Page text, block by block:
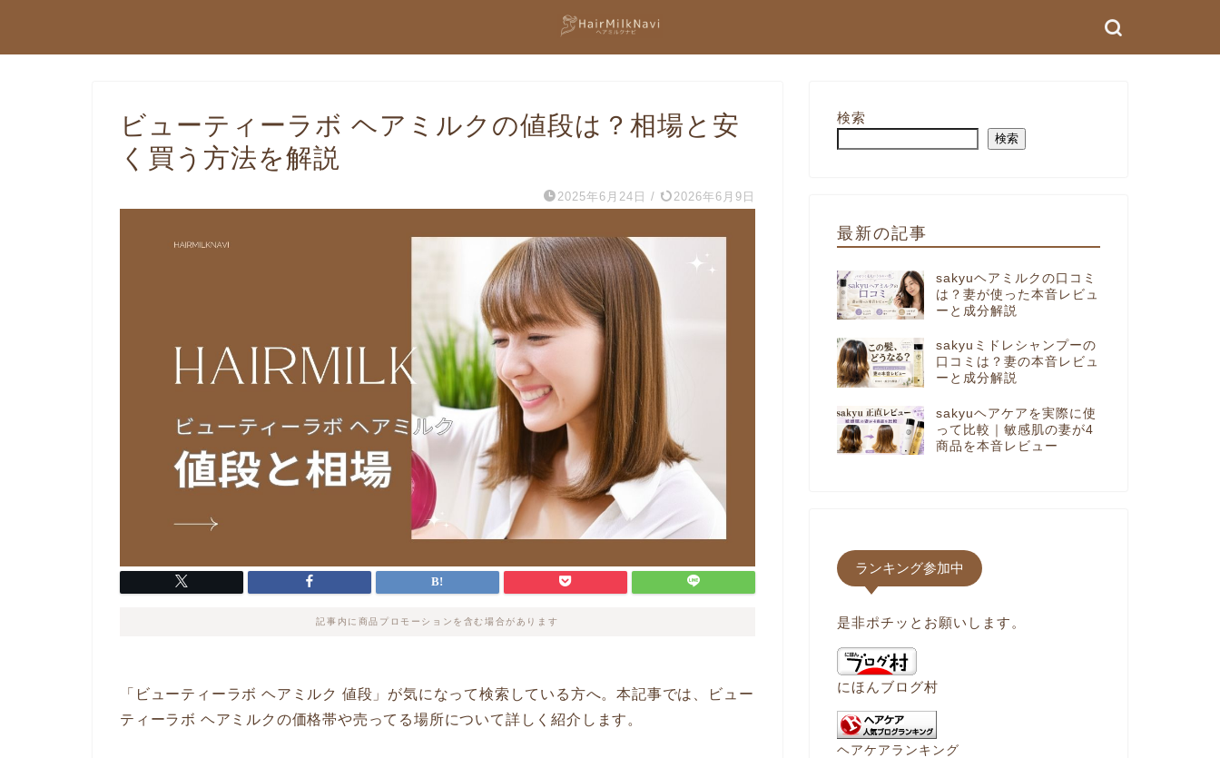
ビューティーラボ ヘアミルクの値段は？相場と安
く買う方法を解説
2025年6月24日 / 2026年6月9日
記事内に商品プロモーションを含む場合があります
「ビューティーラボ ヘアミルク 値段」が気になって検索している方へ。本記事では、ビュー
ティーラボ ヘアミルクの価格帯や売ってる場所について詳しく紹介します。
検索
検索
最新の記事
sakyuヘアミルクの口コミ
は？妻が使った本音レビュ
ーと成分解説
sakyuミドレシャンプーの
口コミは？妻の本音レビュ
ーと成分解説
sakyuヘアケアを実際に使
って比較｜敏感肌の妻が4
商品を本音レビュー
ランキング参加中
是非ポチッとお願いします。
にほんブログ村
ヘアケアランキング